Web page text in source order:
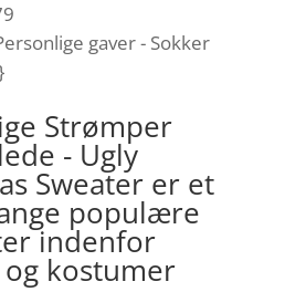
gaver - Sokker
Strømper
- Ugly
Sweater er et
populære
indenfor
og kostumer